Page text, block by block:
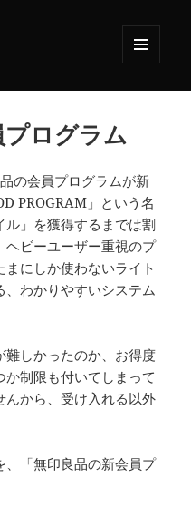
ーとウ
ログラム
の会員プログラムが新
PROGRAM」という名
ル」を獲得するまでは割
ヘビーユーザー重視のプ
にしか使わないライト
わかりやすいシステム
難しかったのか、お得度
制限も付いてしまって
んから、受け入れる以外
、「無印良品の新会員プ